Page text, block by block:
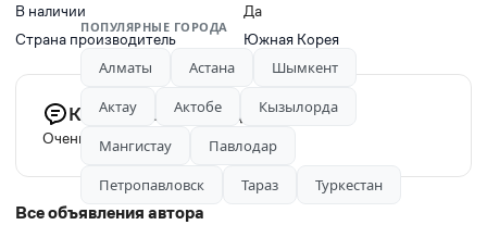
В наличии
Да
Страна производитель
Южная Корея
Комментарий продавца
Очень хорошем состоянии
Все объявления автора
ПОПУЛЯРНЫЕ ГОРОДА
Алматы Астана
Шымкент
Актау
Актобе
Кызылорда
Мангистау
Павлодар
Петропавловск
Тараз Туркестан